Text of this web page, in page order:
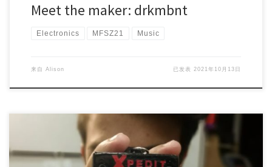
Meet the maker: drkmbnt
Electronics MFSZ21 Music
来自 Alison 已发表 2021年10月13日